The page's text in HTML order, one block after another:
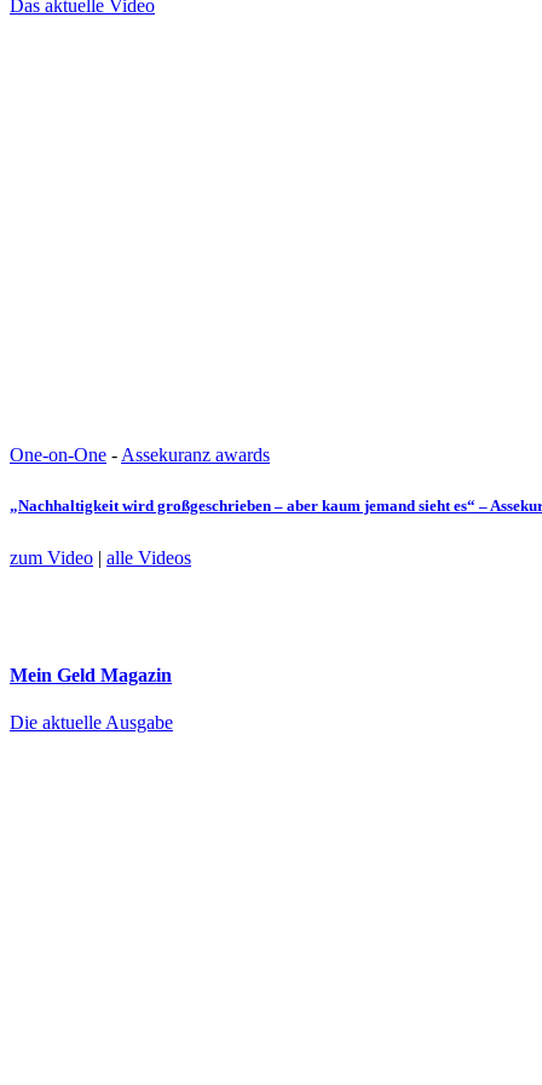
Das aktuelle Video
One-on-One -Assekuranz awards
„Nachhaltigkeit wird großgeschrieben – aber kaum jemand sieht es“ –
zum Video | alle Videos
Mein Geld Magazin
Die aktuelle Ausgabe